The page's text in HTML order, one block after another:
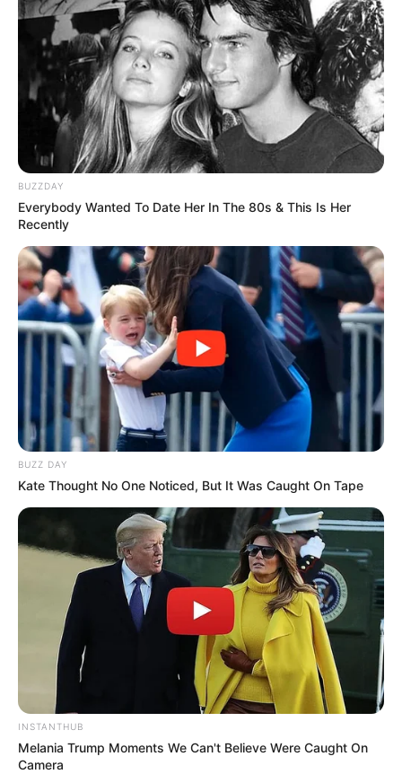
Elo7
Elo7
BUZZDAY
Everybody Wanted To Date Her In The 80s & This Is Her
Recently
BUZZ DAY
Kate Thought No One Noticed, But It Was Caught On Tape
INSTANTHUB
Melania Trump Moments We Can't Believe Were Caught On
Camera